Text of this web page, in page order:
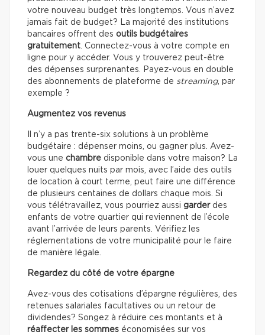
votre nouveau budget très longtemps. Vous n’avez
jamais fait de budget? La majorité des institutions
bancaires offrent des outils budgétaires
gratuitement. Connectez-vous à votre compte en
ligne pour y accéder. Vous y trouverez peut-être
des dépenses surprenantes. Payez-vous en double
des abonnements de plateforme de streaming, par
exemple ?
Augmentez vos revenus
Il n’y a pas trente-six solutions à un problème
budgétaire : dépenser moins, ou gagner plus. Avez-
vous une chambre disponible dans votre maison? La
louer quelques nuits par mois, avec l’aide des outils
de location à court terme, peut faire une différence
de plusieurs centaines de dollars chaque mois. Si
vous télétravaillez, vous pourriez aussi garderdes
enfants de votre quartier qui reviennent de l’école
avant l’arrivée de leurs parents. Vérifiez les
réglementations de votre municipalité pour le faire
de manière légale.
Regardez du côté de votre épargne
Avez-vous des cotisations d’épargne régulières, des
retenues salariales facultatives ou un retour de
dividendes? Songez à réduire ces montants et à
réaffecter les sommes économisées sur vos